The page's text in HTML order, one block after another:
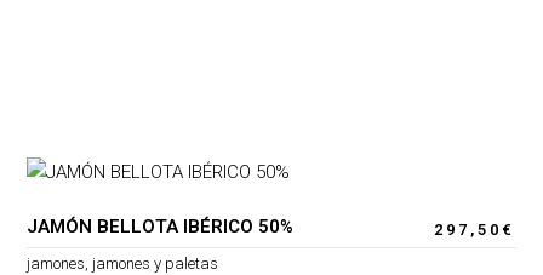
JAMÓN BELLOTA IBÉRICO 50% 297,50 €
jamones, jamones y paletas